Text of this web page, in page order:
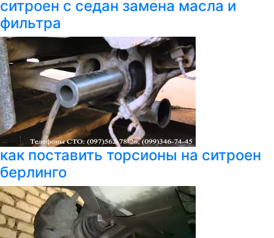
ситроен с седан замена масла и
фильтра
как поставить торсионы на ситроен
берлинго